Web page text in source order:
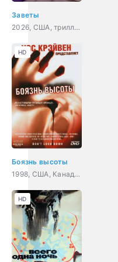
Заветы
2026, США, триллер, драма
Боязнь высоты
1998, США, Канада, ужасы, триллер, драма, детектив
HD
HD